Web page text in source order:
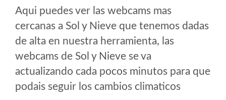
Aqui puedes ver las webcams mas
cercanas a Sol y Nieve que tenemos dadas
de alta en nuestra herramienta, las
webcams de Sol y Nieve se va
actualizando cada pocos minutos para que
podais seguir los cambios climaticos